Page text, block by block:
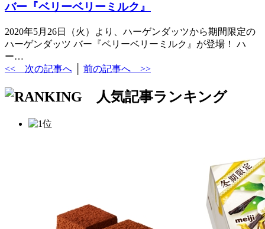
バー『ベリーベリーミルク』
2020年5月26日（火）より、ハーゲンダッツから期間限定の
ハーゲンダッツ バー『ベリーベリーミルク』が登場！ ハ
ー…
<< 次の記事へ
前の記事へ >>